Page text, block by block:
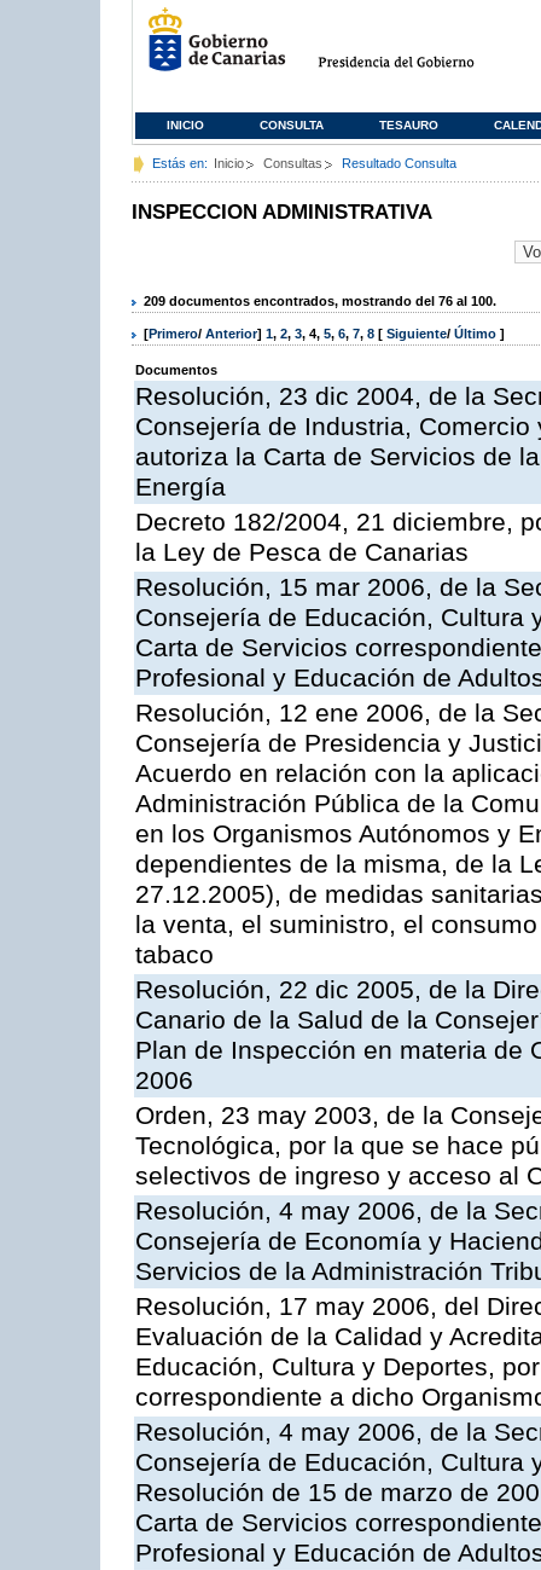
INICIO CONSULTA TESAURO
Estás en: Inicio Consultas Resultado Consulta
INSPECCION ADMINISTRATIVA
209 documentos encontrados, mostrando del 76 al 100.
[Primero/ Anterior] 1, 2, 3, 4, 5, 6, 7, 8 [ Siguiente/ Último ]
Documentos
Resolución, 23 dic 2004, de la
Consejería de Industria,
autoriza la Carta de Servicios de
Energía
Decreto 182/2004, 21 diciembre,
la Ley de Pesca de Canarias
Resolución, 15 mar 2006, de la
Consejería de Educación, Cultura
Carta de Servicios
Profesional y Educación de
Resolución, 12 ene 2006, de la
Consejería de Presidencia y
Acuerdo en relación con la
Administración Pública de la
en los Organismos Autónomos y
dependientes de la misma, de la
27.12.2005), de medidas
la venta, el suministro, el
tabaco
Resolución, 22 dic 2005, de la
Canario de la Salud de la
Plan de Inspección en materia de
2006
Orden, 23 may 2003, de la
Tecnológica, por la que se hace
selectivos de ingreso y acceso al
Resolución, 4 may 2006, de la
Consejería de Economía y
Servicios de la Administración
Resolución, 17 may 2006, del
Evaluación de la Calidad y
Educación, Cultura y Deportes,
correspondiente a dicho
Resolución, 4 may 2006, de la
Consejería de Educación, Cultura
Resolución de 15 de marzo de
Carta de Servicios
Profesional y Educación de